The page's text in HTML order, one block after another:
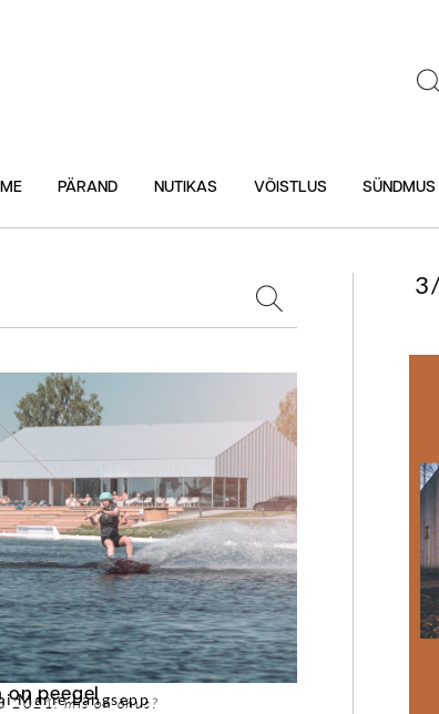
PÄRAND NUTIKAS VÕISTLUS SÜNDMUS
on peegel
Marie Langsepp
2021: mis on õhus?